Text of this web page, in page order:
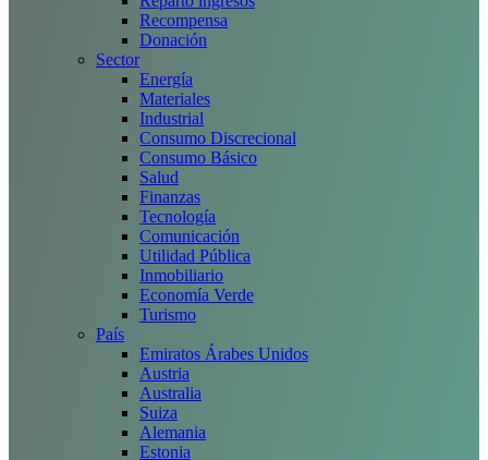
Recompensa
Donación
Sector
Energía
Materiales
Industrial
Consumo Discrecional
Consumo Básico
Salud
Finanzas
Tecnología
Comunicación
Utilidad Pública
Inmobiliario
Economía Verde
Turismo
País
Emiratos Árabes Unidos
Austria
Australia
Suiza
Alemania
Estonia